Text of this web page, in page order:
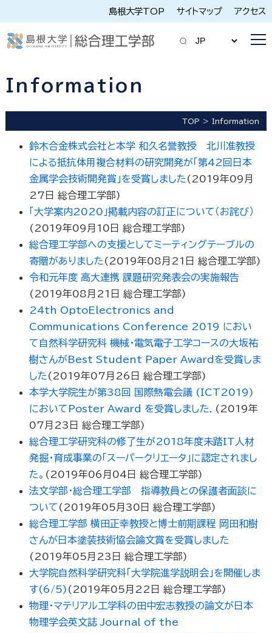
島根大学TOP サイトマップ アクセス
Information
TOP Information
鈴木合金株式会社と本学 和久名誉教授 北川准教授
による抵抗体用複合材料の研究開発が「第42回日本
金属学会技術開発賞」を受賞しました ( 2019年09月
27日 総合理工学部)
「大学案内2020」掲載内容の訂正について（お詫び）
( 2019年09月10日 総合理工学部)
総合理工学部への支援としてミーティングテーブルの
寄贈がありました ( 2019年08月21日 総合理工学部)
令和元年度 高大連携 課題研究発表会の実施報告
( 2019年08月21日 総合理工学部)
24th OptoElectronics and
Communications Conference 2019 におい
て自然科学研究科 機械・電気電子工学コースの大坂祐
樹さんがBest Student Paper Awardを受賞しま
した ( 2019年07月26日 総合理工学部)
本学大学院生が第38回 国際熱電会議 (ICT2019)
においてPoster Award を受賞しました．
( 2019年
07月23日 総合理工学部)
総合理工学研究科の修了生が2018年度未踏IT人材
発掘・育成事業の「スーパークリエータ」に認定されまし
た。 ( 2019年06月04日 総合理工学部)
法文学部・総合理工学部 指導教員との保護者面談に
ついて ( 2019年05月30日 総合理工学部)
総合理工学部 横田正幸教授と博士前期課程 岡田和樹
さんが日本塗装技術協会論文賞を受賞しました
( 2019年05月23日 総合理工学部)
大学院自然科学研究科「大学院進学説明会」を開催しま
す(6/5) ( 2019年05月22日 総合理工学部)
物理・マテリアル工学科の田中宏志教授の論文が日本
物理学会英文誌 Journal of the